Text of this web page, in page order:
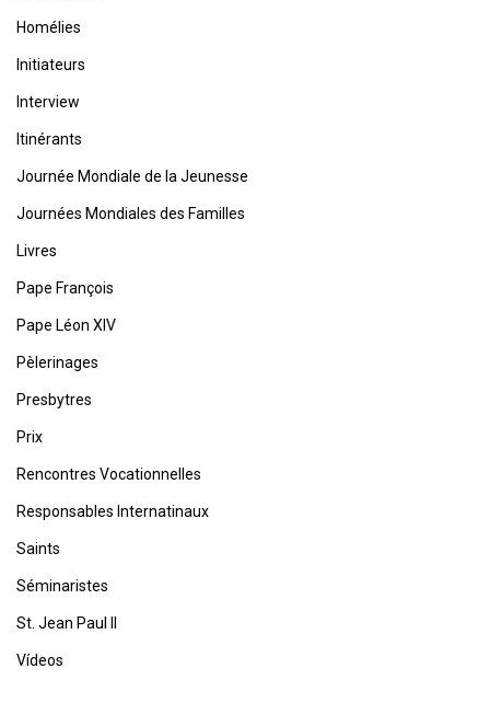
Homélies
Initiateurs
Interview
Itinérants
Journée Mondiale de la Jeunesse
Journées Mondiales des Familles
Livres
Pape François
Pape Léon XIV
Pèlerinages
Presbytres
Prix
Rencontres Vocationnelles
Responsables Internatinaux
Saints
Séminaristes
St. Jean Paul II
Vídeos